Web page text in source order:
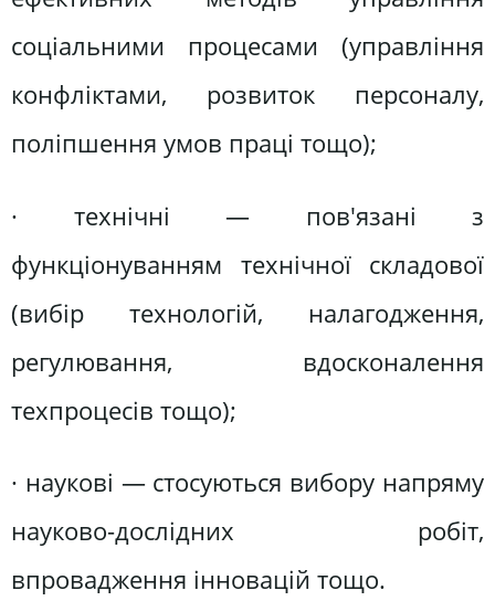
соціальними процесами (управління
конфліктами, розвиток персоналу,
поліпшення умов праці тощо);
· технічні — пов'язані з
функціонуванням технічної складової
(вибір технологій, налагодження,
регулювання, вдосконалення
техпроцесів тощо);
· наукові — стосуються вибору напряму
науково-дослідних робіт,
впровадження інновацій тощо.